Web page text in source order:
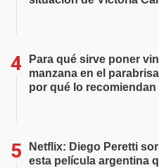
Para qué sirve poner
manzana en el
por qué lo recomiendan
Netflix: Diego Peretti
esta película argentina